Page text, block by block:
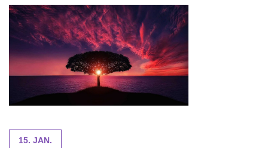
15. JAN.